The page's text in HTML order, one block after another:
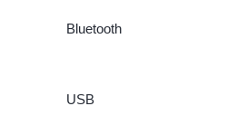
Bluetooth
USB